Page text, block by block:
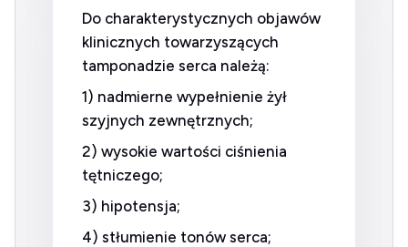
Do charakterystycznych objawów
klinicznych towarzyszących
tamponadzie serca należą:
1) nadmierne wypełnienie żył
szyjnych zewnętrznych;
2) wysokie wartości ciśnienia
tętniczego;
3) hipotensja;
4) stłumienie tonów serca;